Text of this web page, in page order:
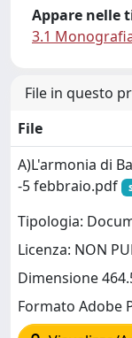
Appare nelle
3.1
File in questo
File
A)L'armonia di
-5 febbraio.pdf
Tipologia:
Licenza: NON
Dimensione
Formato Adobe